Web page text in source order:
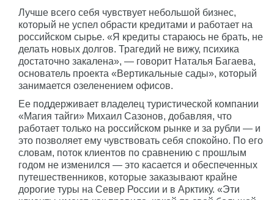
Лучше всего себя чувствует небольшой бизнес,
который не успел обрасти кредитами и работает на
российском сырье. «Я кредиты стараюсь не брать, не
делать новых долгов. Трагедий не вижу, психика
достаточно закалена», — говорит Наталья Багаева,
основатель проекта «Вертикальные сады», который
занимается озеленением офисов.
Ее поддерживает владелец туристической компании
«Магия тайги» Михаил Сазонов, добавляя, что
работает только на российском рынке и за рубли — и
это позволяет ему чувствовать себя спокойно. По его
словам, поток клиентов по сравнению с прошлым
годом не изменился — это касается и обеспеченных
путешественников, которые заказывают крайне
дорогие туры на Север России и в Арктику. «Эти